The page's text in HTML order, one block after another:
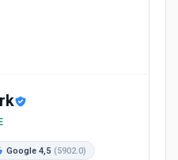
Google 4,5 (5902.0)